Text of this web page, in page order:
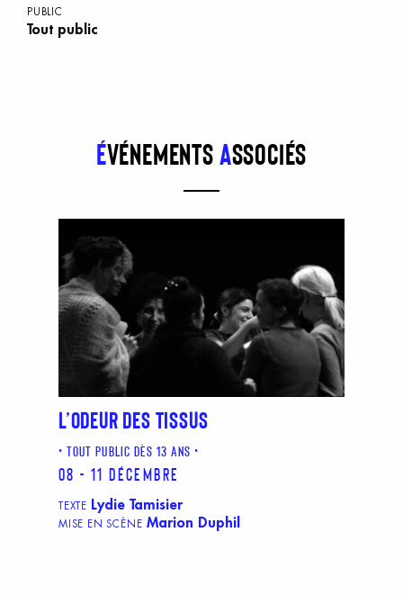
PUBLIC
Tout public
Événementsassociés
L’ODEUR DES TISSUS
TOUT PUBLIC DÈS 13 ANS
08 - 11 décembre
TEXTE Lydie Tamisier
MISE EN SCÈNE Marion Duphil